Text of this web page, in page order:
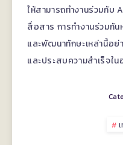
ให้สามารถทำงานร่วมกับ
สื่อสาร การทำงานร่วมกั
และพัฒนาทักษะเหล่านี้อย่
และประสบความสำเร็จใ